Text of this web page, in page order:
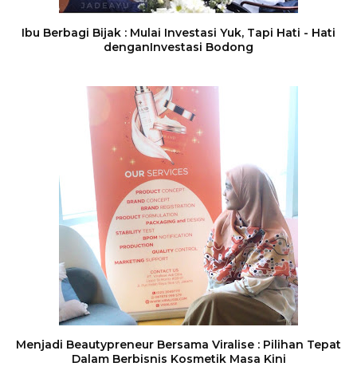
Ibu Berbagi Bijak : Mulai Investasi Yuk, Tapi Hati - Hati
denganInvestasi Bodong
Menjadi Beautypreneur Bersama Viralise : Pilihan Tepat
Dalam Berbisnis Kosmetik Masa Kini